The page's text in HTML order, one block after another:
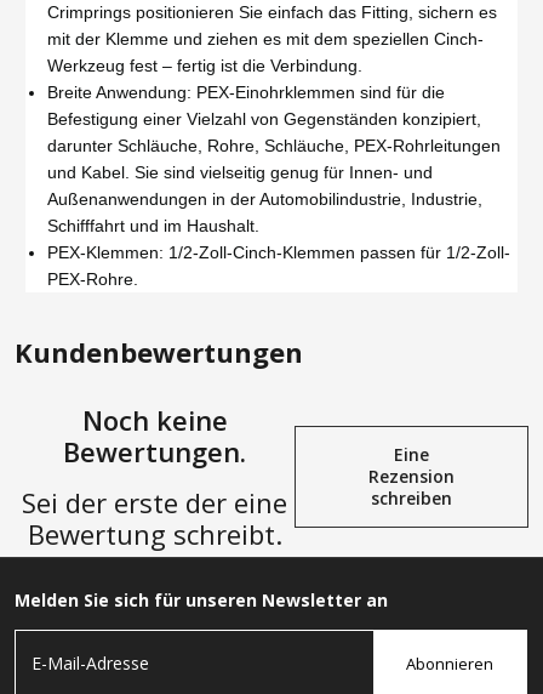
Crimprings positionieren Sie einfach das Fitting, sichern es
mit der Klemme und ziehen es mit dem speziellen Cinch-
Werkzeug fest – fertig ist die Verbindung.
Breite Anwendung: PEX-Einohrklemmen sind für die
Befestigung einer Vielzahl von Gegenständen konzipiert,
darunter Schläuche, Rohre, Schläuche, PEX-Rohrleitungen
und Kabel. Sie sind vielseitig genug für Innen- und
Außenanwendungen in der Automobilindustrie, Industrie,
Schifffahrt und im Haushalt.
PEX-Klemmen: 1/2-Zoll-Cinch-Klemmen passen für 1/2-Zoll-
PEX-Rohre.
Kundenbewertungen
Noch keine
Bewertungen.
Sei der erste der eine
Bewertung schreibt.
Eine
Rezension
schreiben
Melden Sie sich für unseren Newsletter an
Abonnieren